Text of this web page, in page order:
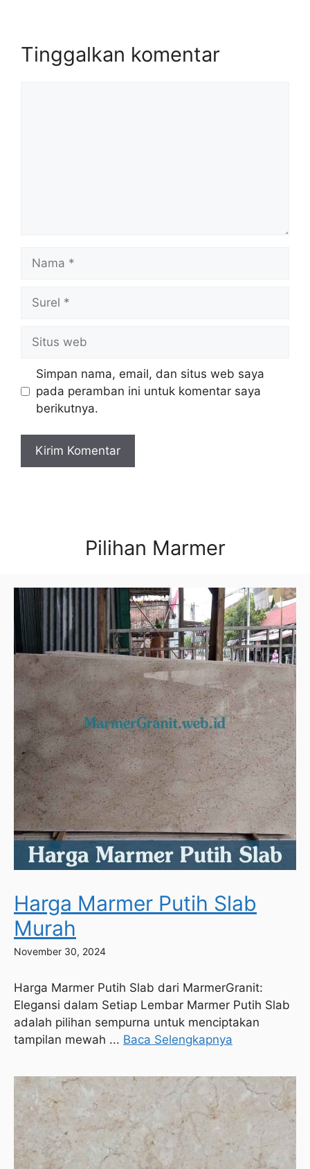
Tinggalkan komentar
web
Simpan nama, email, dan situs web saya
pada peramban ini untuk komentar saya
berikutnya.
Pilihan Marmer
Harga Marmer Putih Slab
Murah
November 30, 2024
Harga Marmer Putih Slab dari MarmerGranit:
Elegansi dalam Setiap Lembar Marmer Putih Slab
adalah pilihan sempurna untuk menciptakan
tampilan mewah ... Baca Selengkapnya